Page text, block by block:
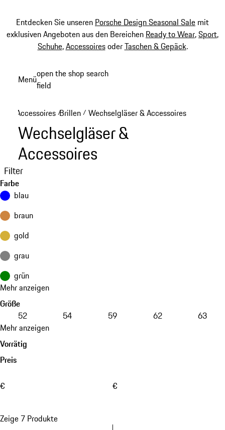
Entdecken Sie unseren Porsche Design Seasonal Sale mit
exklusiven Angeboten aus den Bereichen Ready to Wear,Sport,
Schuhe,AccessoiresoderTaschen & Gepäck.
Hauptinhalt
Menüopen the shop search
field
Accessoires /Brillen / Wechselgläser & Accessoires
Wechselgläser &
Accessoires
Filter
Farbe
blau
braun
gold
grau
grün
Mehr anzeigen
Größe
52
54 59 62
63
Mehr anzeigen
Vorrätig
Preis
€ €
Zeige 7 Produkte